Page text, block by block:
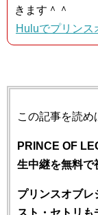
きます＾＾
Huluでプリンス
この記事を読め
PRINCE OF
生中継を無料で
プリンスオブレ
スト・セトリも